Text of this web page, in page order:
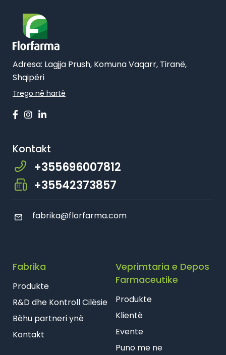
Adresa: Lagjja Prush, Komuna Vaqarr, Tiranë,
Shqipëri
Trego në hartë
Kontakt
+355696007812
+35542373857
fabrika@florfarma.com
Fabrika
Produkte
R&D dhe Kontroll Cilësie
Bëhu partneri ynë
Kontakt
Veprimtaria e Depos
Farmaceutike
Produkte
Klientë
Evente
Puno me ne